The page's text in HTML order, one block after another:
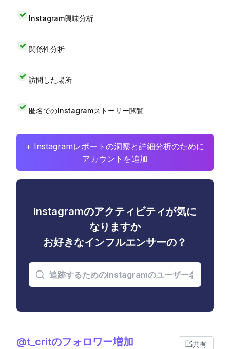
Instagram興味分析
関係性分析
訪問した場所
匿名でのInstagramストーリー閲覧
+ Instagramレポートの洞察と詳細分析のために
アカウントを追加
Instagramのアクティビティが気に
なりますか
お好きなインフルエンサーの？
@t_critのフォロワー増加 共有